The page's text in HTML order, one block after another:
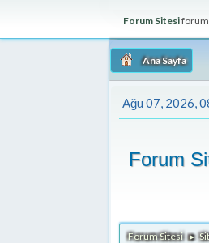
Forum Sitesi
Ana Sayfa
Ağu 07, 2026,
Forum
Forum Sitesi ►